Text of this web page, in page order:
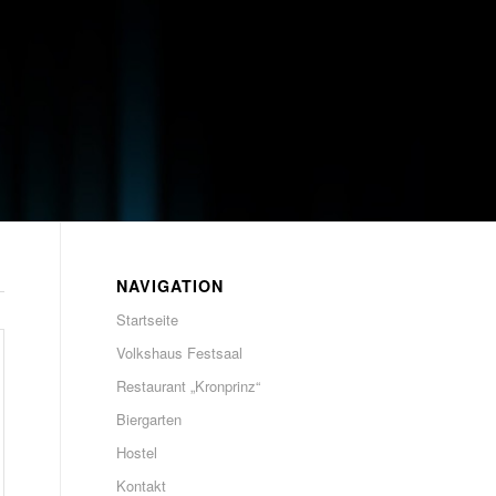
NAVIGATION
Startseite
Volkshaus Festsaal
Restaurant „Kronprinz“
Biergarten
Hostel
Kontakt